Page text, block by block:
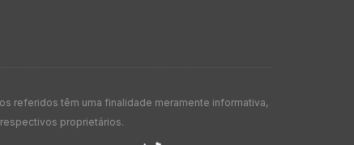
referidos têm uma finalidade meramente informativa,
proprietários.